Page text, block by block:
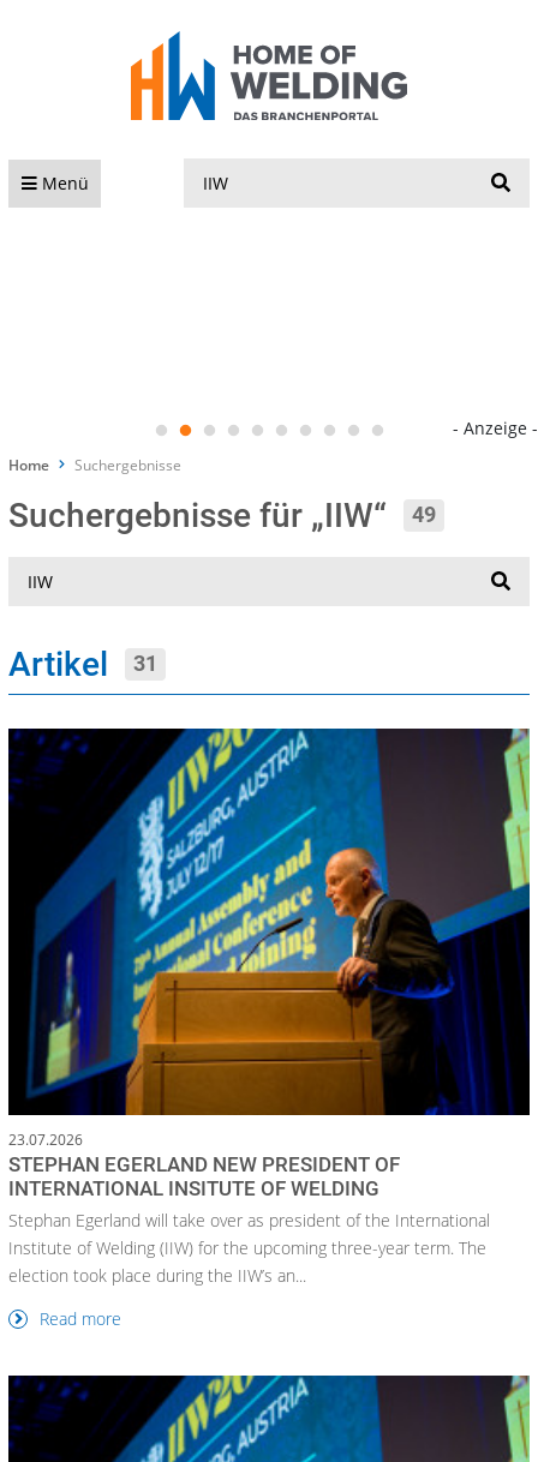
Menü
- Anzeige -
Home Suchergebnisse
Suchergebnisse für „IIW“ 49
Artikel 31
23.07.2026
STEPHAN EGERLAND NEW PRESIDENT OF
INTERNATIONAL INSITUTE OF WELDING
Stephan Egerland will take over as president of the International
Institute of Welding (IIW) for the upcoming three-year term. The
election took place during the IIW’s an...
Read more